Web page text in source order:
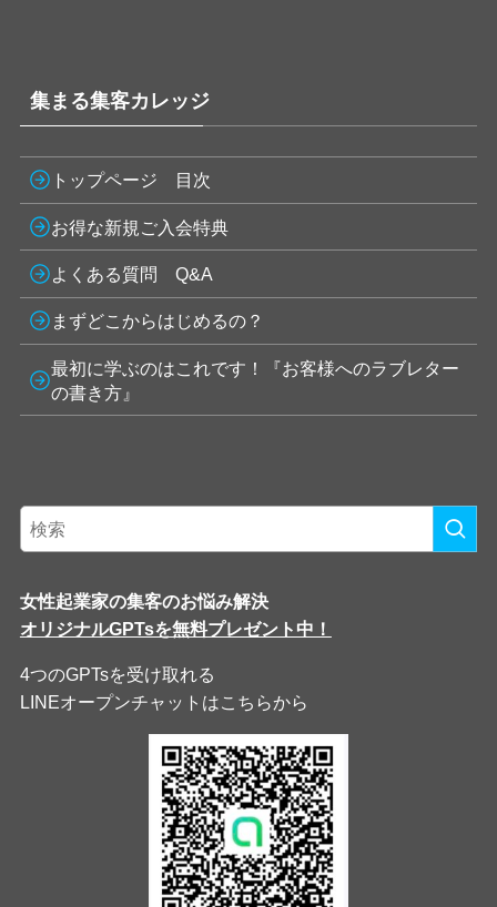
集まる集客カレッジ
トップページ 目次
お得な新規ご入会特典
よくある質問 Q&A
まずどこからはじめるの？
最初に学ぶのはこれです！『お客様へのラブレター
の書き方』
女性起業家の集客のお悩み解決
オリジナルGPTsを無料プレゼント中！
4つのGPTsを受け取れる
LINEオープンチャットはこちらから